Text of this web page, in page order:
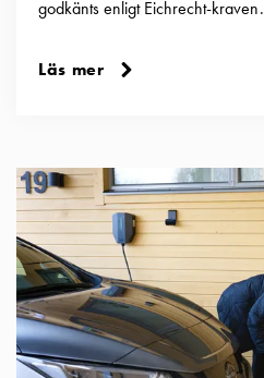
godkänts enligt Eichrecht-kraven.
Läs mer